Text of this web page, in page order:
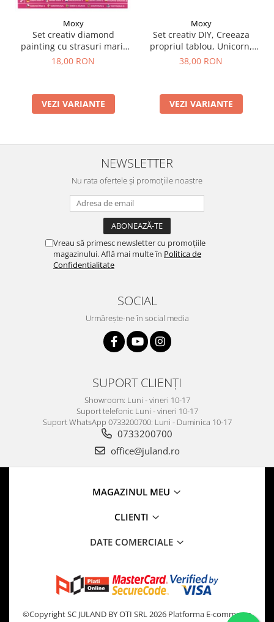
Moxy
Set creativ diamond
painting cu strasuri mari,
A5
18,00 RON
VEZI VARIANTE
Moxy
Set creativ DIY, Creeaza
propriul tablou, Unicorn,
Moxy
38,00 RON
VEZI VARIANTE
NEWSLETTER
Nu rata ofertele și promoțiile noastre
Vreau să primesc newsletter cu promoțiile
magazinului. Află mai multe în Politica de
Confidentialitate
SOCIAL
Urmărește-ne în social media
SUPORT CLIENȚI
Showroom: Luni - vineri 10-17
Suport telefonic Luni - vineri 10-17
Suport WhatsApp 0733200700: Luni - Duminica 10-17
0733200700
office@juland.ro
MAGAZINUL MEU
CLIENTI
DATE COMERCIALE
©Copyright SC JULAND BY OTI SRL 2026 Platforma E-commerce